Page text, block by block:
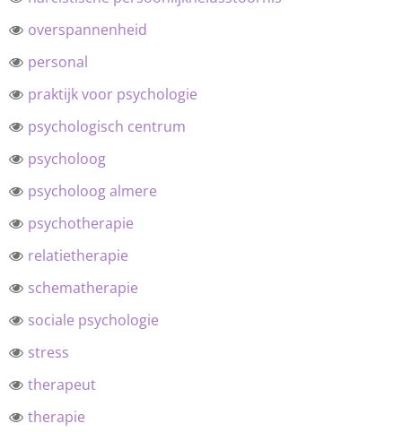
overspannenheid
personal
praktijk voor psychologie
psychologisch centrum
psycholoog
psycholoog almere
psychotherapie
relatietherapie
schematherapie
sociale psychologie
stress
therapeut
therapie